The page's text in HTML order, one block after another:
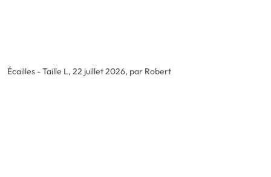
Écailles - Taille L, 22 juillet 2026, par Robert